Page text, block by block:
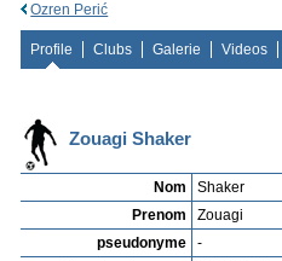
Ozren Perić
Profile Clubs Galerie Videos
Zouagi Shaker
Nom
Shaker
Prenom
Zouagi
pseudonyme
-